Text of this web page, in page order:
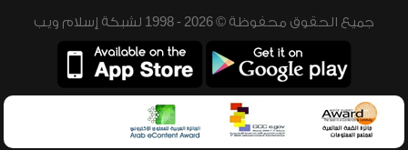
جميع الحقوق محفوظة © 2026 - 1998 لشبكة إسلام ويب